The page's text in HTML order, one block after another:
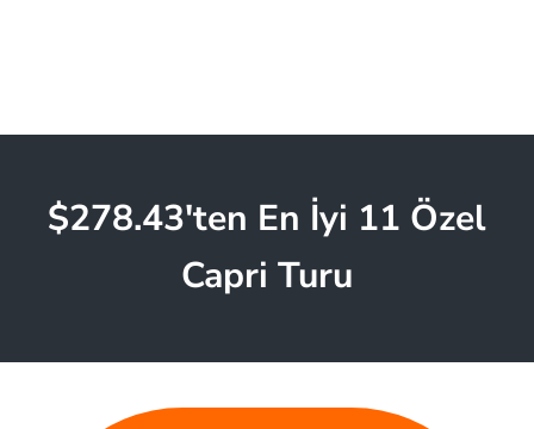
$278.43'ten En İyi 11 Özel
Capri Turu